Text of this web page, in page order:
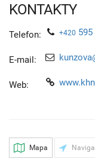
KONTAKTY
Telefon: +420 595
E-mail:
Web:
Mapa